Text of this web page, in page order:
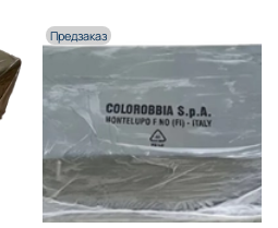
Предзаказ